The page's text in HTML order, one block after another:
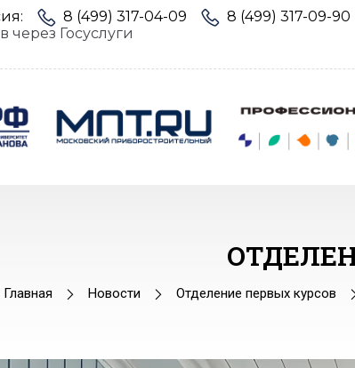
8 (499) 317-04-09 8 (499) 317-09-90
Госуслуги
Главная Новости Отделение первых курсов